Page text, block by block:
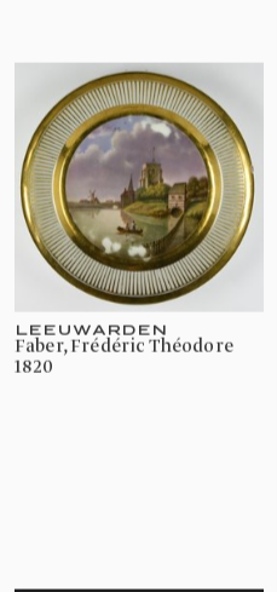
LEEUWARDEN
Faber, Frédéric Théodore
1820